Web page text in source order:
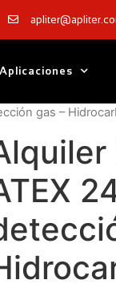
Aplicaciones
gas –